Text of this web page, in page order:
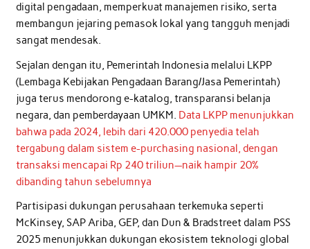
digital pengadaan, memperkuat manajemen risiko, serta
membangun jejaring pemasok lokal yang tangguh menjadi
sangat mendesak.
Sejalan dengan itu, Pemerintah Indonesia melalui LKPP
(Lembaga Kebijakan Pengadaan Barang/Jasa Pemerintah)
juga terus mendorong e-katalog, transparansi belanja
negara, dan pemberdayaan UMKM. Data LKPP menunjukkan
bahwa pada 2024, lebih dari 420.000 penyedia telah
tergabung dalam sistem e-purchasing nasional, dengan
transaksi mencapai Rp 240 triliun—naik hampir 20%
dibanding tahun sebelumnya
Partisipasi dukungan perusahaan terkemuka seperti
McKinsey, SAP Ariba, GEP, dan Dun & Bradstreet dalam PSS
2025 menunjukkan dukungan ekosistem teknologi global